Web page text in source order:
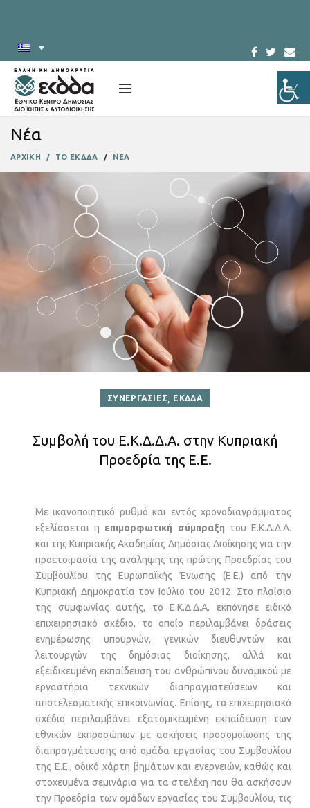
Νέα
ΑΡΧΙΚΗ ΤΟ ΕΚΔΔΑ ΝΕΑ
ΣΥΝΕΡΓΑΣΙΕΣ, ΕΚΔΔΑ
Συμβολή του Ε.Κ.Δ.Δ.Α. στην Κυπριακή
Προεδρία της Ε.Ε.
Με ικανοποιητικό ρυθμό και εντός χρονοδιαγράμματος
εξελίσσεται η επιμορφωτική σύμπραξη του Ε.Κ.Δ.Δ.Α.
και της Κυπριακής Ακαδημίας Δημόσιας Διοίκησης για την
προετοιμασία της ανάληψης της πρώτης Προεδρίας του
Συμβουλίου της Ευρωπαϊκής Ένωσης (Ε.Ε.) από την
Κυπριακή Δημοκρατία τον Ιούλιο του 2012. Στο πλαίσιο
της συμφωνίας αυτής, το Ε.Κ.Δ.Δ.Α. εκπόνησε ειδικό
επιχειρησιακό σχέδιο, το οποίο περιλαμβάνει δράσεις
ενημέρωσης υπουργών, γενικών διευθυντών και
λειτουργών της δημόσιας διοίκησης, αλλά και
εξειδικευμένη εκπαίδευση του ανθρώπινου δυναμικού με
εργαστήρια τεχνικών διαπραγματεύσεων και
αποτελεσματικής επικοινωνίας. Επίσης, το επιχειρησιακό
σχέδιο περιλαμβάνει εξατομικευμένη εκπαίδευση των
εθνικών εκπροσώπων με ασκήσεις προσομοίωσης της
διαπραγμάτευσης από ομάδα εργασίας του Συμβουλίου
της Ε.Ε., οδικό χάρτη βημάτων και ενεργειών, καθώς και
στοχευμένα σεμινάρια για τα στελέχη που θα ασκήσουν
την Προεδρία των ομάδων εργασίας του Συμβουλίου, τις